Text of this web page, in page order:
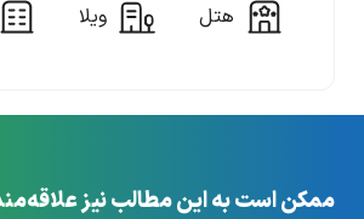
هتل ویلا
ممکن است به این مطالب نیز